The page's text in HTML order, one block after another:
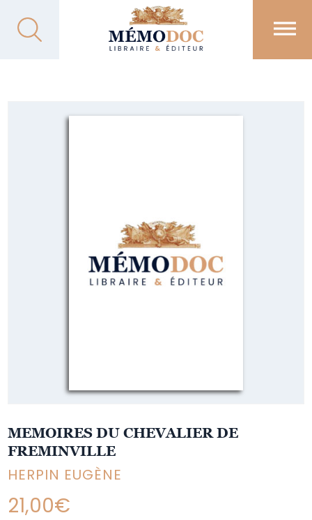
MEMOIRES DU CHEVALIER DE
FREMINVILLE
HERPIN EUGÈNE
21,00€